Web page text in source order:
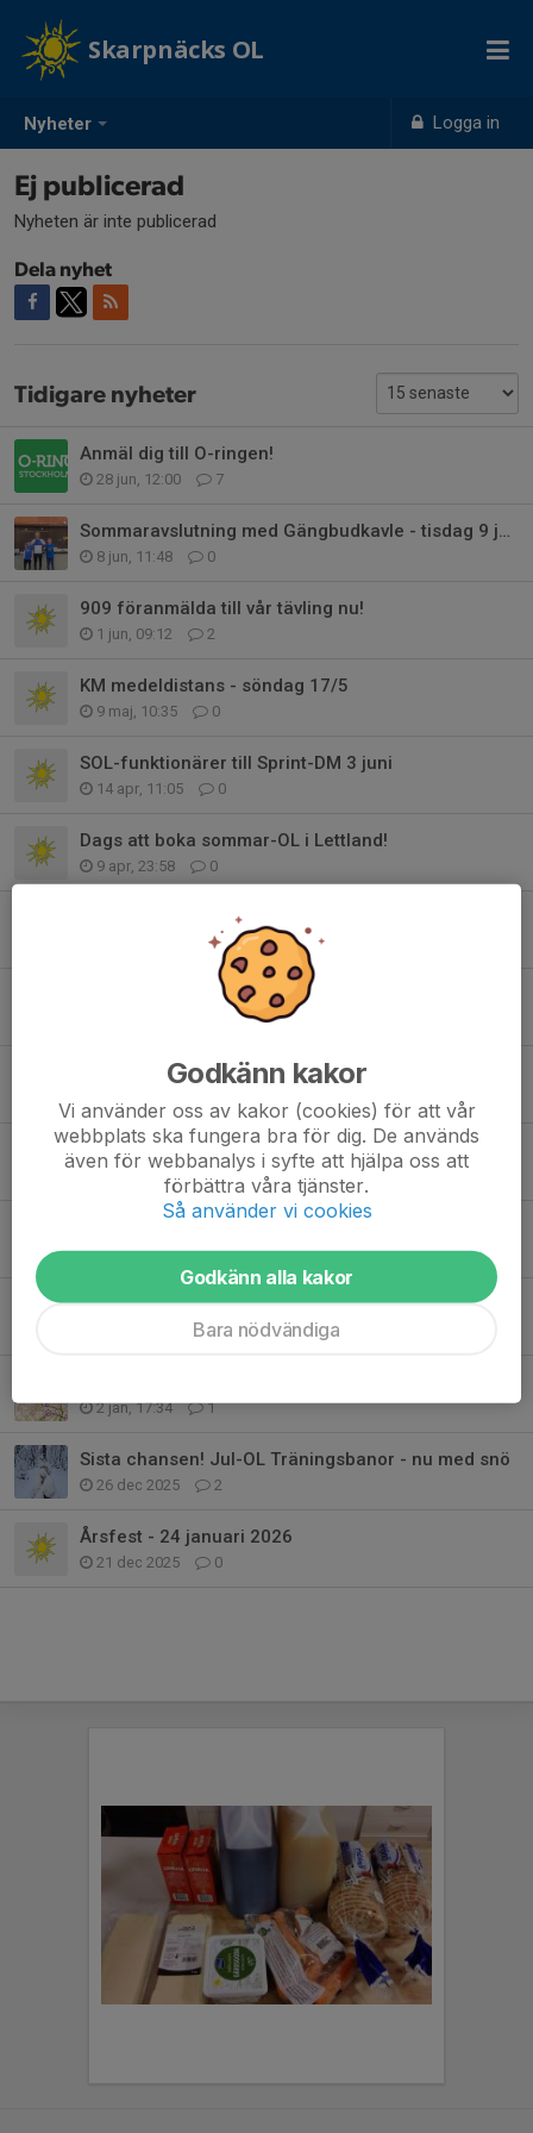
Nyheter Logga in
Skarpnäcks OL
Ej publicerad
Nyheten är inte publicerad
Dela nyhet
Tidigare nyheter
Anmäl dig till O-ringen!
28 jun, 12:00 7
Sommaravslutning med Gängbudkavle - tisdag 9 juni
8 jun, 11:48 0
909 föranmälda till vår tävling nu!
1 jun, 09:12 2
KM medeldistans - söndag 17/5
9 maj, 10:35 0
SOL-funktionärer till Sprint-DM 3 juni
14 apr, 11:05 0
Dags att boka sommar-OL i Lettland!
9 apr, 23:58 0
Vårt Naturpass på Norra Djurgården 2026 är igång!
0
Nybörjargruppen för barn och unga börjar 14 april
Stafettvårkänslor
GIH-studien 'Äldre Orienterare' skall presenteras!
24 feb, 08:07
17 feb, 09:48 0
Årsmöte 9/2
1
2 jan, 17:34 1
Sista chansen! Jul-OL Träningsbanor - nu med snö
26 dec 2025 2
Årsfest - 24 januari 2026
21 dec 2025 0
Godkänn kakor
Vi använder oss av kakor (cookies) för att vår
webbplats ska fungera bra för dig. De används
även för webbanalys i syfte att hjälpa oss att
förbättra våra tjänster.
Så använder vi cookies
Godkänn alla kakor
Bara nödvändiga